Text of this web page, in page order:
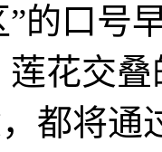
的口号
花交
，都将